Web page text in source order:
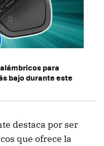
para
bajo durante este
destaca por ser
que ofrece la